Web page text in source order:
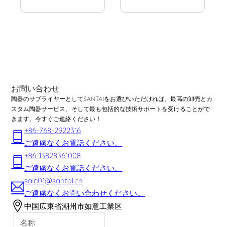
お問い合わせ
陶器のサプライヤーとしてSANTAIをお選びいただければ、最高の卸売とカ
スタム陶器サービス、そして最も包括的な技術サポートを受けることがで
きます。今すぐご連絡ください！
+86-768-2922316
ご遠慮なくお電話ください。
+86-13828361008
ご遠慮なくお電話ください。
sale01@santai.cn
ご遠慮なくお問い合わせください。
中国広東省潮州市如意工業区